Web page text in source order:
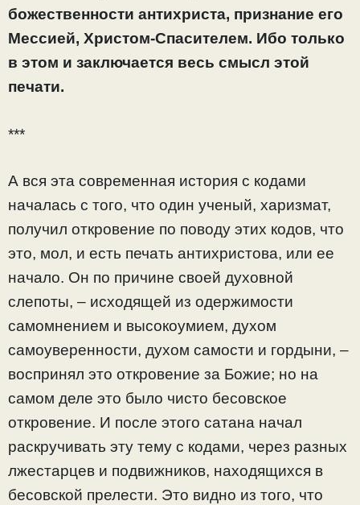
божественности антихриста, признание его
Мессией, Христом-Спасителем. Ибо только
в этом и заключается весь смысл этой
печати.
***
А вся эта современная история с кодами
началась с того, что один ученый, харизмат,
получил откровение по поводу этих кодов, что
это, мол, и есть печать антихристова, или ее
начало. Он по причине своей духовной
слепоты, – исходящей из одержимости
самомнением и высокоумием, духом
самоуверенности, духом самости и гордыни, –
воспринял это откровение за Божие; но на
самом деле это было чисто бесовское
откровение. И после этого сатана начал
раскручивать эту тему с кодами, через разных
лжестарцев и подвижников, находящихся в
бесовской прелести. Это видно из того, что